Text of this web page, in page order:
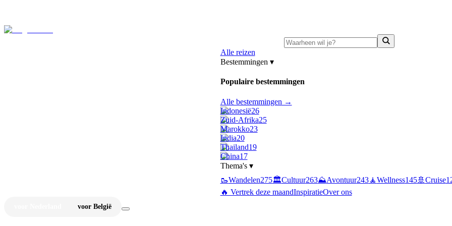
Alle reizen
Bestemmingen ▾
Populaire bestemmingen
Alle bestemmingen →
Indonesië26
Zuid-Afrika25
Marokko23
India20
Thailand19
China17
Thema's ▾
🥾Wandelen275🏛️Cultuur263⛰️Avontuur243🧘Wellness145🚢 Cruise
🔥 Vertrek deze maandInspiratieOver ons
voor België